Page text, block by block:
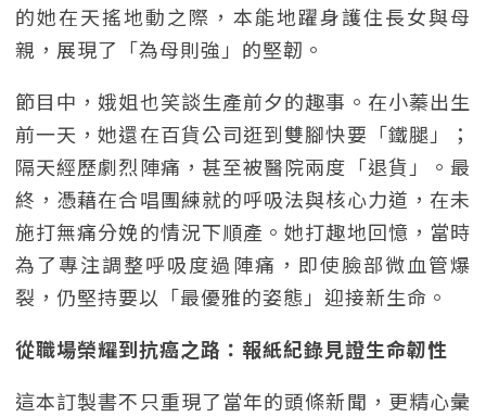
的她在天搖地動之際，本能地躍身護住長女與母
親，展現了「為母則強」的堅韌。
節目中，娥姐也笑談生產前夕的趣事。在小蓁出生
前一天，她還在百貨公司逛到雙腳快要「鐵腿」；
隔天經歷劇烈陣痛，甚至被醫院兩度「退貨」。最
終，憑藉在合唱團練就的呼吸法與核心力道，在未
施打無痛分娩的情況下順產。她打趣地回憶，當時
為了專注調整呼吸度過陣痛，即使臉部微血管爆
裂，仍堅持要以「最優雅的姿態」迎接新生命。
從職場榮耀到抗癌之路：報紙紀錄見證生命韌性
這本訂製書不只重現了當年的頭條新聞，更精心彙